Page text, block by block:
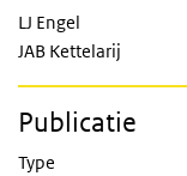
LJ Engel
JAB Kettelarij
Publicatie
Type